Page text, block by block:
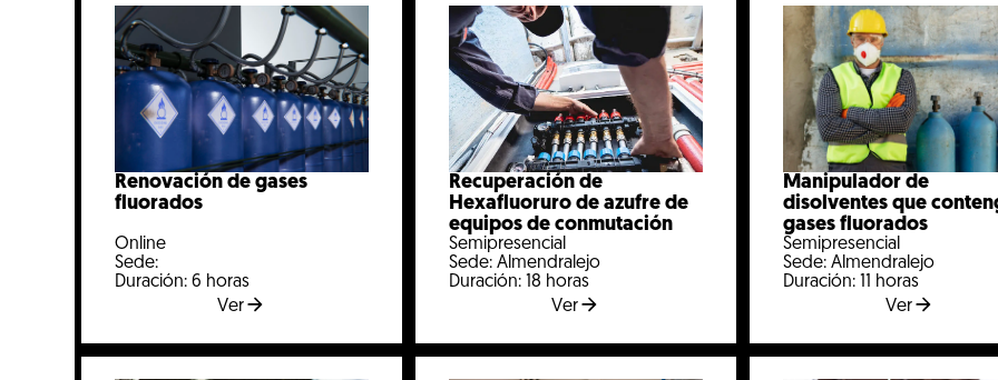
Renovación de gases
fluorados
Online
Sede:
Duración: 6 horas
Ver
Recuperación de
Hexafluoruro de azufre de
equipos de conmutación
Semipresencial
Sede: Almendralejo
Duración: 18 horas
Ver
Manipulador de
disolventes que
gases fluorados
Semipresencial
Sede: Almendralejo
Duración: 11 horas
Ver